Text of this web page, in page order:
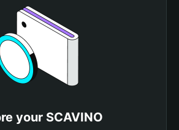
your SCAVINO